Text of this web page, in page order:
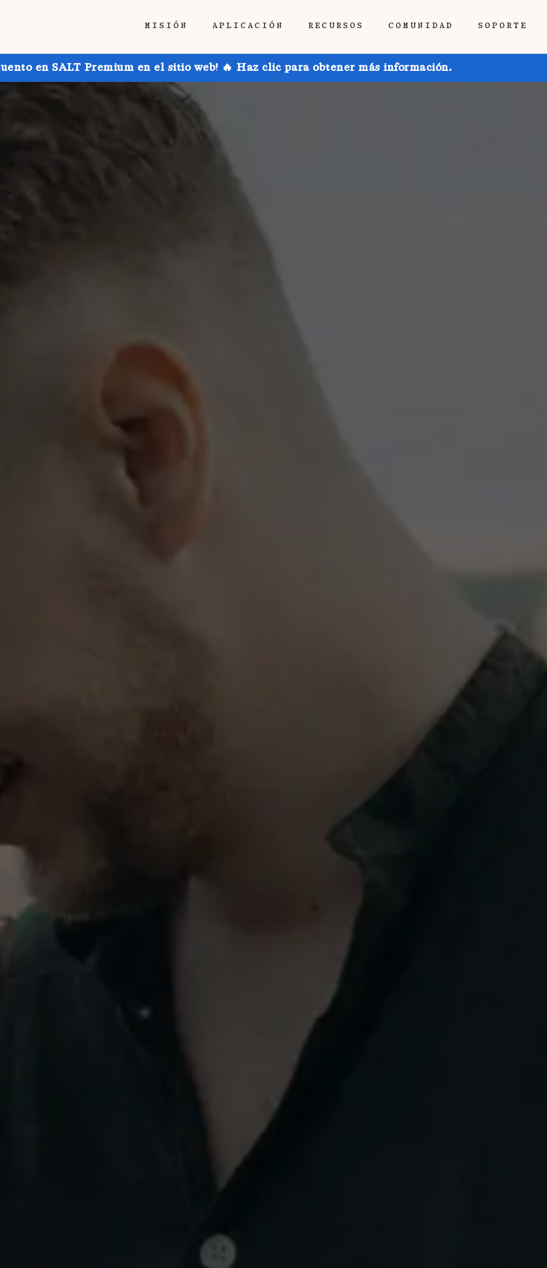
MISIÓN APLICACIÓN RECURSOS COMUNIDAD SOPORTE
en SALT Premium en el sitio web! 🔥 Haz clic para obtener más información.